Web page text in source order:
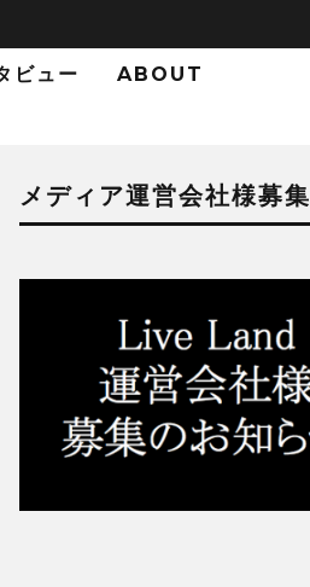
ビュー ABOUT
メディア運営会社様募集